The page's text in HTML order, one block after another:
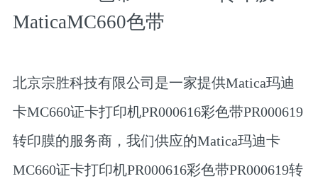
MaticaMC660色带
北京宗胜科技有限公司是一家提供Matica玛迪
卡MC660证卡打印机PR000616彩色带PR000619
转印膜的服务商，我们供应的Matica玛迪卡
MC660证卡打印机PR000616彩色带PR000619转